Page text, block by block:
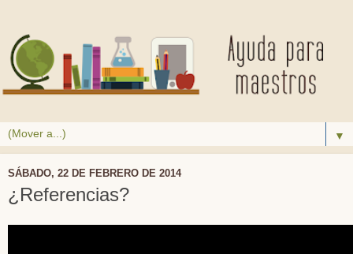
▼
SÁBADO, 22 DE FEBRERO DE 2014
¿Referencias?